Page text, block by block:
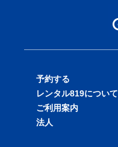
予約する
バイクを探す
店舗を探す
レンタル819について
料金表
ご利用案内
法人